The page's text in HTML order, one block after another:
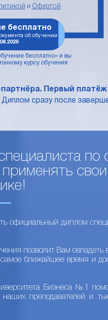
и Офертой
бесплатно
об обучении
бесплатно» и вы
курсу обучения
Первый платёж
Диплом сразу после
по
официальный диплом
позволит Вам
ближайшее время и
Бизнеса №1
преподавателей и